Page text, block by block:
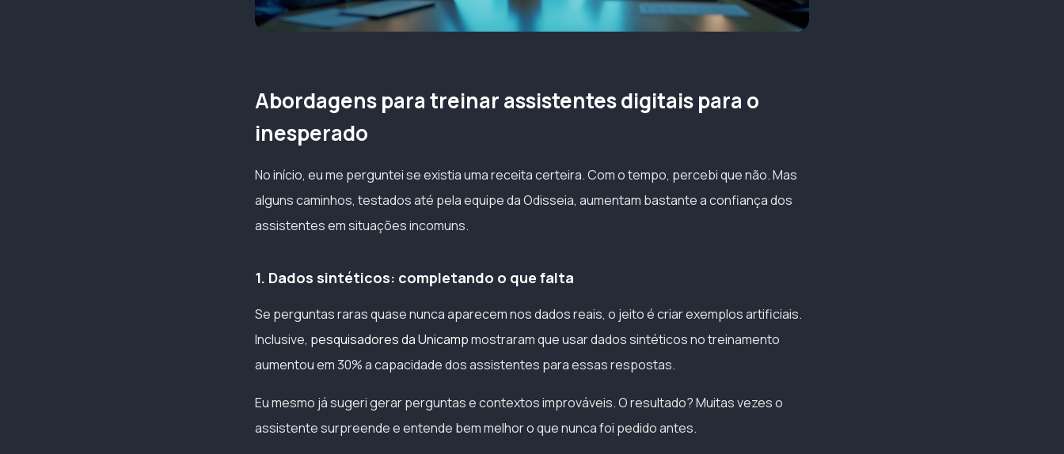
Abordagens para treinar assistentes digitais para o
inesperado
No início, eu me perguntei se existia uma receita certeira. Com o tempo, percebi que não. Mas
alguns caminhos, testados até pela equipe da Odisseia, aumentam bastante a confiança dos
assistentes em situações incomuns.
1. Dados sintéticos: completando o que falta
Se perguntas raras quase nunca aparecem nos dados reais, o jeito é criar exemplos artificiais.
Inclusive, pesquisadores da Unicampmostraram que usar dados sintéticos no treinamento
aumentou em 30% a capacidade dos assistentes para essas respostas.
Eu mesmo já sugeri gerar perguntas e contextos improváveis. O resultado? Muitas vezes o
assistente surpreende e entende bem melhor o que nunca foi pedido antes.